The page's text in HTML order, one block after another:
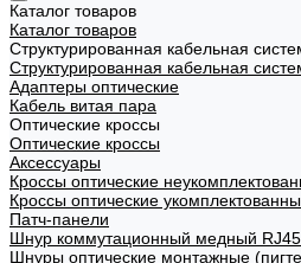
Каталог товаров
Каталог товаров
Структурированная кабельная
Структурированная кабельная
Адаптеры оптические
Кабель витая пара
Оптические кроссы
Оптические кроссы
Аксессуары
Кроссы оптические
Кроссы оптические
Патч-панели
Шнур коммутационный медный RJ45
Шнуры оптические монтажные